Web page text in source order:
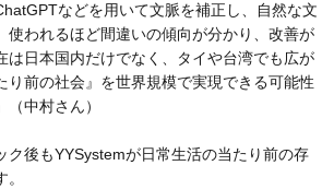
などを用いて文脈を補正し、自然な文
使われるほど間違いの傾向が分かり、改善が
は日本国内だけでなく、タイや台湾でも広が
り前の社会』を世界規模で実現できる可能性
中村さん）
後もYYSystemが日常生活の当たり前の存